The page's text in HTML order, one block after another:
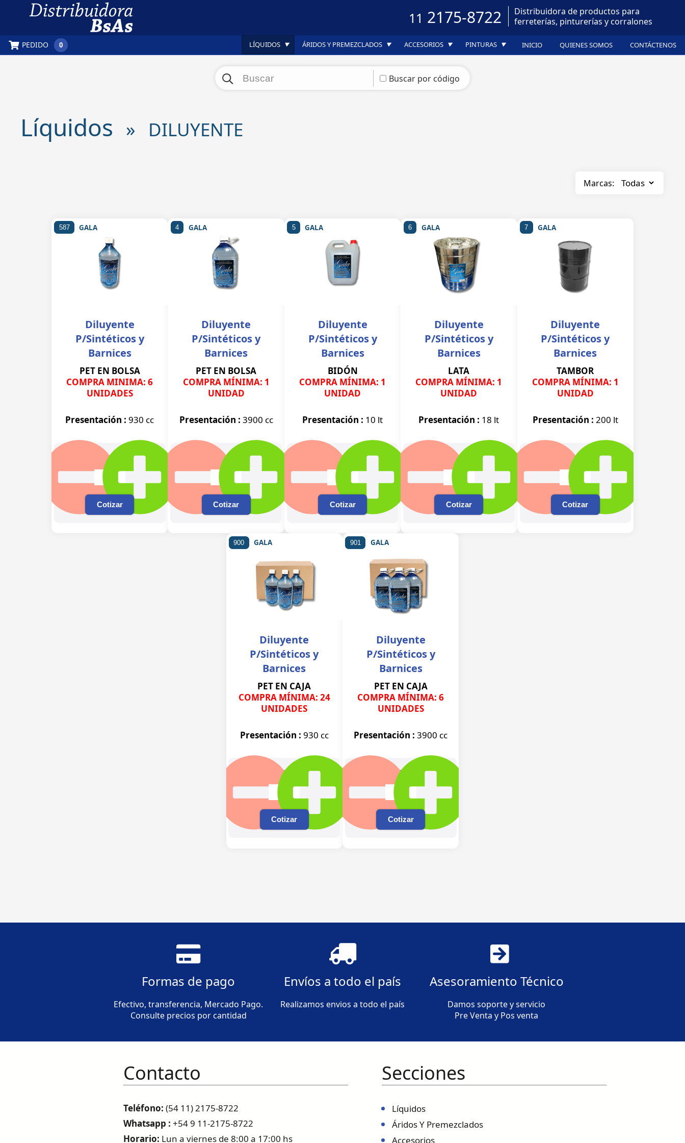
11 2175-8722
Distribuidora de productos para
ferreterías, pinturerías y corralones
PEDIDO 0 LÍQUIDOS ▼ ÁRIDOS Y PREMEZCLADOS ▼ ACCESORIOS ▼ PINTURAS ▼ INICIO QUIENES SOMOS CONTÁCTENOS
Buscar por código
Líquidos » DILUYENTE
Marcas:
Diluyente
P/Sintéticos y
Barnices
PET EN BOLSA
COMPRA MINIMA: 6
UNIDADES
Presentación :930 cc
587 GALA
Cotizar
Diluyente
P/Sintéticos y
Barnices
PET EN BOLSA
COMPRA MÍNIMA: 1
UNIDAD
Presentación : 3900 cc
4 GALA
Cotizar
Diluyente
P/Sintéticos y
Barnices
BIDÓN
COMPRA MÍNIMA: 1
UNIDAD
Presentación : 10 lt
5 GALA
Cotizar
Diluyente
P/Sintéticos y
Barnices
LATA
COMPRA MÍNIMA: 1
UNIDAD
Presentación : 18 lt
6 GALA
Cotizar
Diluyente
P/Sintéticos y
Barnices
TAMBOR
COMPRA MÍNIMA: 1
UNIDAD
Presentación : 200 lt
7 GALA
Cotizar
Diluyente
P/Sintéticos y
Barnices
PET EN CAJA
COMPRA MÍNIMA: 24
UNIDADES
Presentación : 930 cc
900 GALA
Cotizar
Diluyente
P/Sintéticos y
Barnices
PET EN CAJA
COMPRA MÍNIMA: 6
UNIDADES
Presentación :3900 cc
901 GALA
Cotizar
Formas de pago
Efectivo, transferencia, Mercado Pago.
Consulte precios por cantidad
Envíos a todo el país
Realizamos envios a todo el país
Asesoramiento Técnico
Damos soporte y servicio
Pre Venta y Pos venta
Contacto
Teléfono: (54 11) 2175-8722
Whatsapp : +54 9 11-2175-8722
Horario: Lun a viernes de 8:00 a 17:00 hs
Secciones
Líquidos
Áridos Y Premezclados
Accesorios